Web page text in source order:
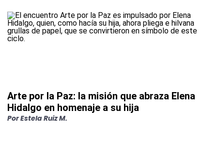
Arte por la Paz: la misión que abraza Elena
Hidalgo en homenaje a su hija
PorEstela Ruiz M.